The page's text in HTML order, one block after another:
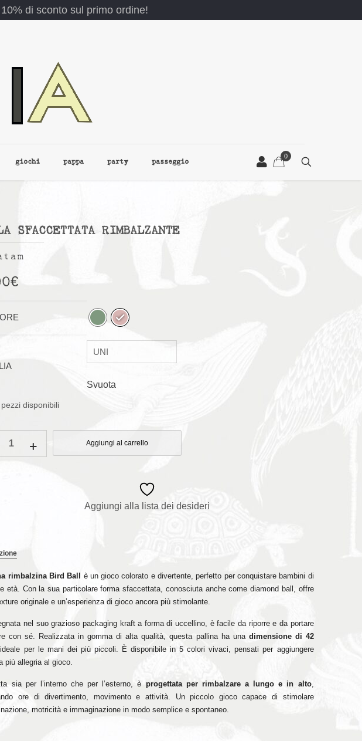
di sconto sul primo ordine!
giochi pappa party passeggio
0
SFACCETTATA RIMBALZANTE
€
Svuota
disponibili
Aggiungi al carrello
Aggiungi alla lista dei desideri
rimbalzina Bird Ball è un gioco colorato e divertente, perfetto per conquistare bambini di
età. Con la sua particolare forma sfaccettata, conosciuta anche come diamond ball, offre
originale e un’esperienza di gioco ancora più stimolante.
nel suo grazioso packaging kraft a forma di uccellino, è facile da riporre e da portare
con sé. Realizzata in gomma di alta qualità, questa pallina ha una dimensione di 42
ideale per le mani dei più piccoli. È disponibile in 5 colori vivaci, pensati per aggiungere
più allegria al gioco.
sia per l’interno che per l’esterno, è progettata per rimbalzare a lungo e in alto,
ore di divertimento, movimento e attività. Un piccolo gioco capace di stimolare
motricità e immaginazione in modo semplice e spontaneo.